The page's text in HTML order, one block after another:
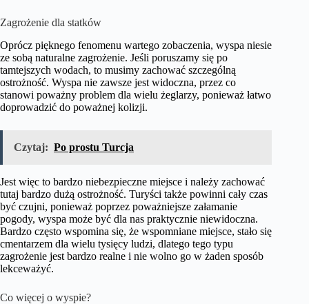
Zagrożenie dla statków
Oprócz pięknego fenomenu wartego zobaczenia, wyspa niesie
ze sobą naturalne zagrożenie. Jeśli poruszamy się po
tamtejszych wodach, to musimy zachować szczególną
ostrożność. Wyspa nie zawsze jest widoczna, przez co
stanowi poważny problem dla wielu żeglarzy, ponieważ łatwo
doprowadzić do poważnej kolizji.
Czytaj: Po prostu Turcja
Jest więc to bardzo niebezpieczne miejsce i należy zachować
tutaj bardzo dużą ostrożność. Turyści także powinni cały czas
być czujni, ponieważ poprzez poważniejsze załamanie
pogody, wyspa może być dla nas praktycznie niewidoczna.
Bardzo często wspomina się, że wspomniane miejsce, stało się
cmentarzem dla wielu tysięcy ludzi, dlatego tego typu
zagrożenie jest bardzo realne i nie wolno go w żaden sposób
lekceważyć.
Co więcej o wyspie?